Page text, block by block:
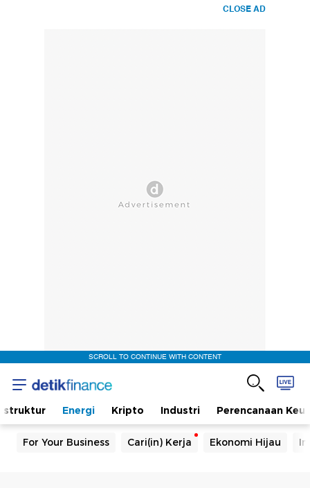
CLOSE AD
SCROLL TO CONTINUE WITH CONTENT
Energi Kripto Industri Perencanaan
For Your Business Cari(in) Kerja Ekonomi Hijau